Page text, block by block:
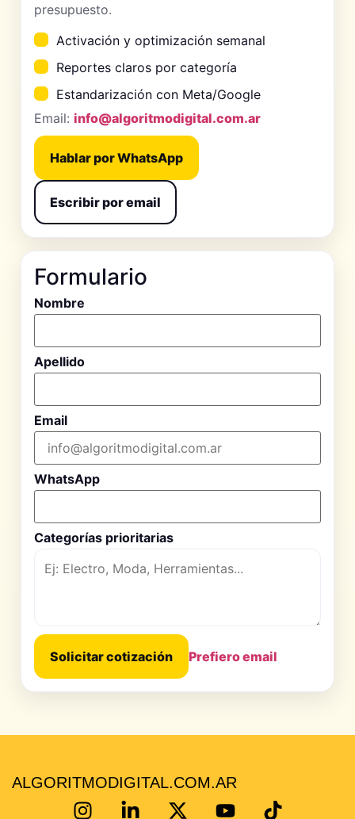
presupuesto.
Activación y optimización semanal
Reportes claros por categoría
Estandarización con Meta/Google
Email: info@algoritmodigital.com.ar
Hablar por WhatsApp
Escribir por email
Formulario
Nombre
Apellido
Email
WhatsApp
Categorías prioritarias
Solicitar cotización Prefiero email
ALGORITMODIGITAL.COM.AR